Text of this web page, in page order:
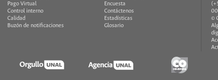
Pago Virtual
Control interno
Calidad
Buzón de notificaciones
Encuesta
Contáctenos
Estadísticas
Glosario
©